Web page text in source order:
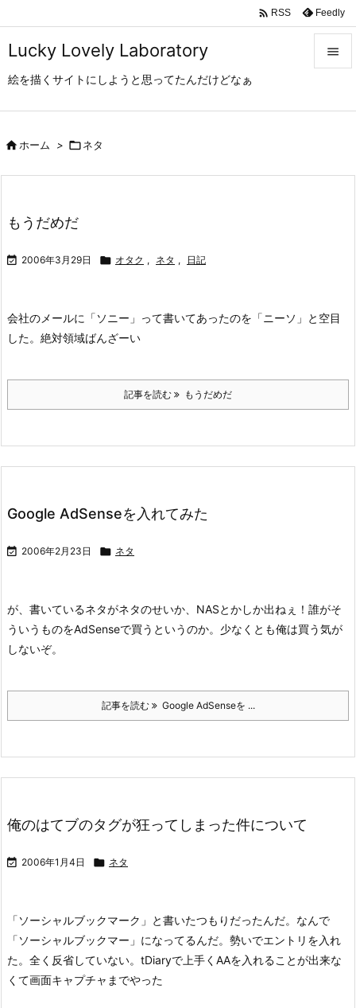
Lucky Lovely Laboratory
絵を描くサイトにしようと思ってたんだけどなぁ

 RSS Feedly
ホーム > ネタ
もうだめだ
 2006年3月29日  オタク , ネタ , 日記
会社のメールに「ソニー」って書いてあったのを「ニーソ」と空目
した。 絶対領域ばんざーい
記事を読む もうだめだ
Google AdSenseを入れてみた
 2006年2月23日  ネタ
が、書いているネタがネタのせいか、NASとかしか出ねぇ！ 誰がそ
ういうものをAdSenseで買うというのか。少なくとも俺は買う気が
しないぞ。
記事を読む Google AdSenseを ...
俺のはてブのタグが狂ってしまった件について
 2006年1月4日  ネタ
「ソーシャルブックマーク」と書いたつもりだったんだ。なんで
「ソーシャルブックマー」になってるんだ。 勢いでエントリを入れ
た。全く反省していない。tDiaryで上手くAAを入れることが出来な
くて画面キャプチャまでやった